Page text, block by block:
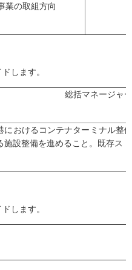
業の取組方向
します。
総括マネージャ
におけるコンテナターミナル整
施設整備を進めること。既存ス
します。